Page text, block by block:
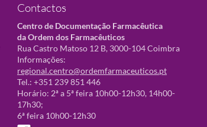
Contactos
Centro de Documentação Farmacêutica
da Ordem dos Farmacêuticos
Rua Castro Matoso 12 B, 3000-104 Coimbra
Informações:
regional.centro@ordemfarmaceuticos.pt
Tel.: +351 239 851 446
Horário: 2ª a 5ª feira 10h00-12h30, 14h00-
17h30;
6ª feira 10h00-12h30